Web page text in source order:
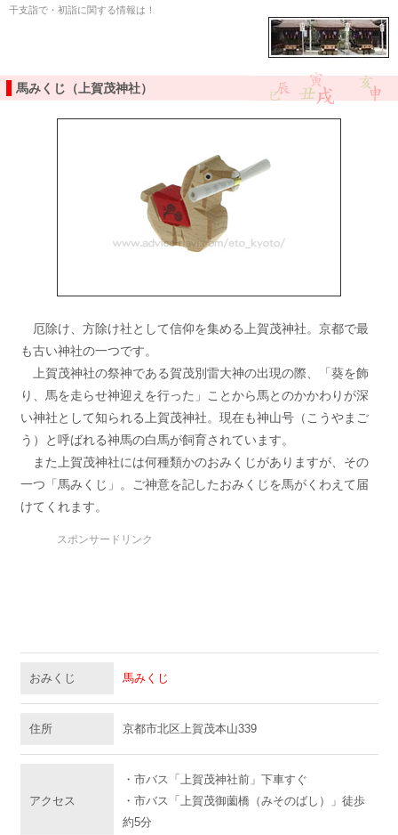
干支詣で・初詣に関する情報は！
馬みくじ（上賀茂神社）
厄除け、方除け社として信仰を集める上賀茂神社。京都で最
も古い神社の一つです。
上賀茂神社の祭神である賀茂別雷大神の出現の際、「葵を飾
り、馬を走らせ神迎えを行った」ことから馬とのかかわりが深
い神社として知られる上賀茂神社。現在も神山号（こうやまご
う）と呼ばれる神馬の白馬が飼育されています。
また上賀茂神社には何種類かのおみくじがありますが、その
一つ「馬みくじ」。ご神意を記したおみくじを馬がくわえて届
けてくれます。
スポンサードリンク
おみくじ 馬みくじ
住所 京都市北区上賀茂本山339
アクセス
・市バス「上賀茂神社前」下車すぐ
・市バス「上賀茂御薗橋（みそのばし）」徒歩
約5分